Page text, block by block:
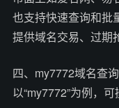
也支持快速查询和批
提供域名交易、过期
四、my7772域名查
以“my7772”为例，可